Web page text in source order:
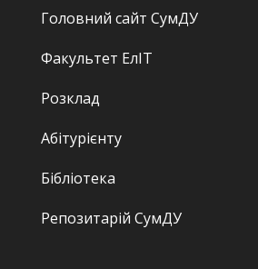
Головний сайт СумДУ
Факультет ЕлІТ
Розклад
Абітурієнту
Бібліотека
Репозитарій СумДУ